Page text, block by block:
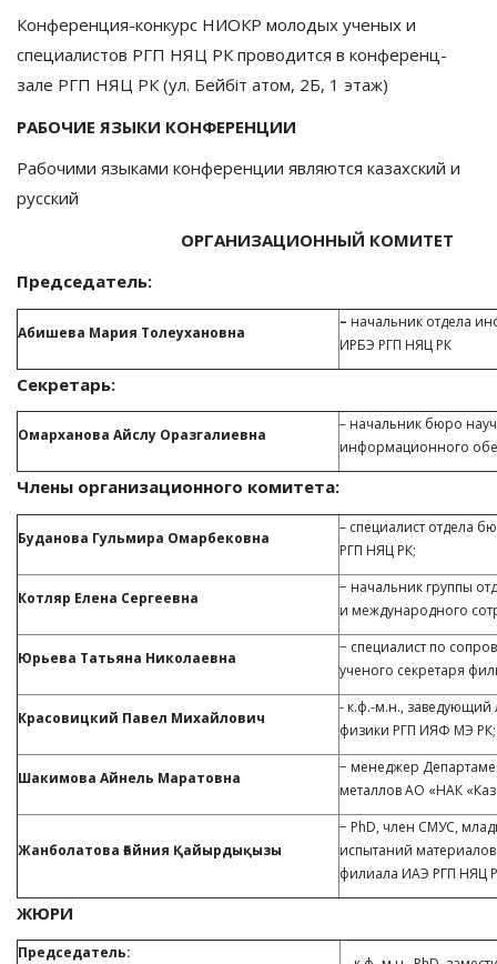
Конференция-конкурс НИОКР молодых ученых и
специалистов РГП НЯЦ РК проводится в конференц-
зале РГП НЯЦ РК (ул. Бейбiт атом, 2Б, 1 этаж)
РАБОЧИЕ ЯЗЫКИ КОНФЕРЕНЦИИ
Рабочими языками конференции являются казахский и
русский
ОРГАНИЗАЦИОННЫЙ КОМИТЕТ
Председатель:
Абишева Мария Толеухановна
– начальник отдела
ИРБЭ РГП НЯЦ РК
Секретарь:
Омарханова Айслу Оразгалиевна
– начальник бюро
информационного
Члены организационного комитета:
Буданова Гульмира Омарбековна
– специалист отдела
РГП НЯЦ РК;
Котляр Елена Сергеевна
− начальник группы
и международного
Юрьева Татьяна Николаевна
− специалист по
ученого секретаря
Красовицкий Павел Михайлович
- к.ф.-м.н., заведующий
физики РГП ИЯФ МЭ РК;
Шакимова Айнель Маратовна
− менеджер
металлов АО «НАК
Жанболатова Ғайния Қайырдықызы
− PhD, член СМУС,
испытаний
филиала ИАЭ РГП НЯЦ
ЖЮРИ
Председатель: